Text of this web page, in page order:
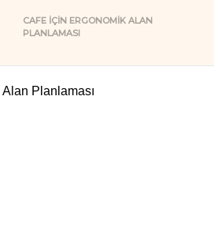
CAFE İÇIN ERGONOMIK ALAN
PLANLAMASI